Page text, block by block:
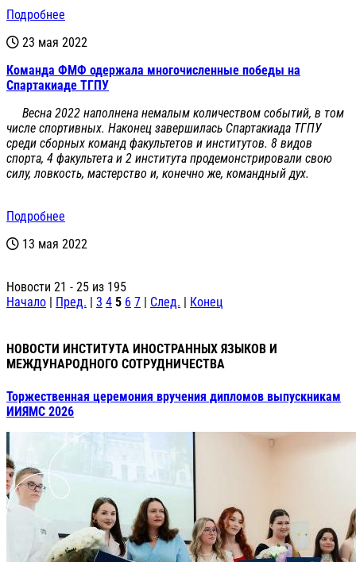
Подробнее
23 мая 2022
Команда ФМФ одержала многочисленные победы на
Спартакиаде ТГПУ
Весна 2022 наполнена немалым количеством событий, в том
числе спортивных. Наконец завершилась Спартакиада ТГПУ
среди сборных команд факультетов и институтов. 8 видов
спорта, 4 факультета и 2 института продемонстрировали свою
силу, ловкость, мастерство и, конечно же, командный дух.
Подробнее
13 мая 2022
Новости 21 - 25 из 195
Начало | Пред. | 3 4 5 6 7 | След. | Конец
НОВОСТИ ИНСТИТУТА ИНОСТРАННЫХ ЯЗЫКОВ И
МЕЖДУНАРОДНОГО СОТРУДНИЧЕСТВА
Торжественная церемония вручения дипломов выпускникам
ИИЯМС 2026